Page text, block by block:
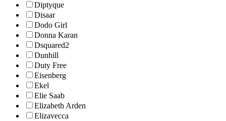
Diptyque
Disaar
Dodo Girl
Donna Karan
Dsquared2
Dunhill
Duty Free
Eisenberg
Ekel
Elie Saab
Elizabeth Arden
Elizavecca